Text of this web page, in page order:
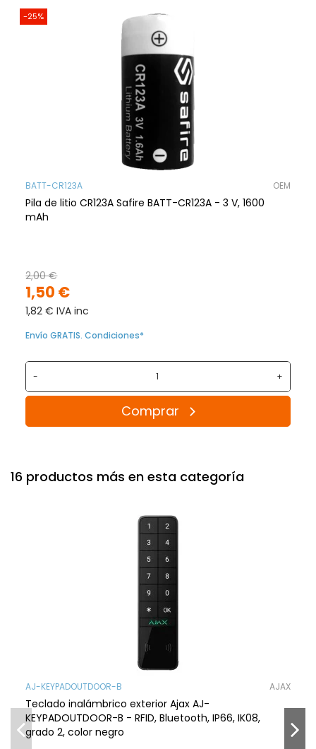
-25%
BATT-CR123A OEM
Pila de litio CR123A Safire BATT-CR123A - 3 V, 1600
mAh
1,50 €
2,00 €
1,82 € IVA inc
Envío GRATIS. Condiciones*
- +
Comprar
16 productos más en esta categoría
AJ-KEYPADOUTDOOR-B AJAX
Teclado inalámbrico exterior Ajax AJ-
KEYPADOUTDOOR-B - RFID, Bluetooth, IP66, IK08,
grado 2, color negro